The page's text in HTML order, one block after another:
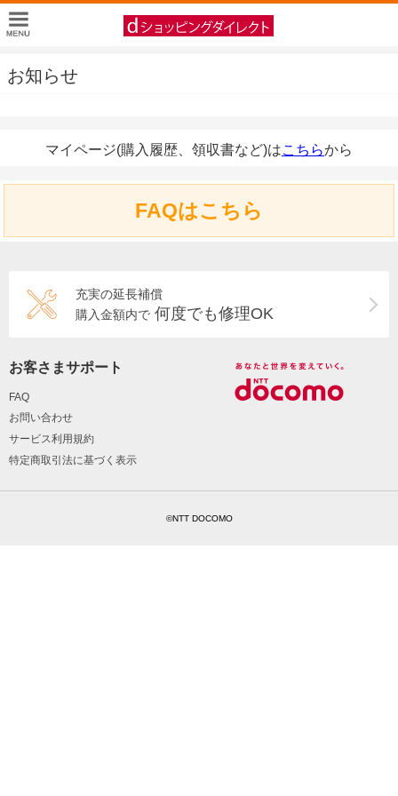
お知らせ
マイページ(購入履歴、領収書など)はこちらから
FAQはこちら
充実の延長補償
購入金額内で 何度でも修理OK
お客さまサポート
FAQ
お問い合わせ
サービス利用規約
特定商取引法に基づく表示
©NTT DOCOMO